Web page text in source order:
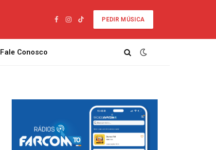
Facebook
Instagram
TikTok
PEDIR MÚSICA
Fale Conosco